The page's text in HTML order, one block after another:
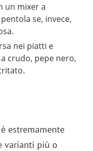
un mixer a
se, invece,
nei piatti e
crudo, pepe nero,
estremamente
varianti più o